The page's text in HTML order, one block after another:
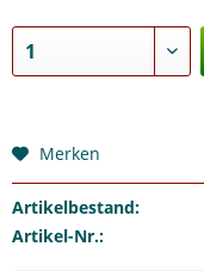
Merken
Artikelbestand:
Artikel-Nr.: